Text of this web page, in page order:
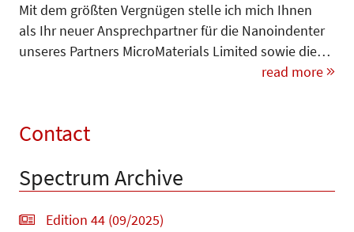
Mit dem größten Vergnügen stelle ich mich Ihnen
als Ihr neuer An­sprechpartner für die Nanoindenter
unseres Partners MicroMaterials Limited sowie die…
read more
Contact
Spectrum Archive
Edition 44 (09/2025)